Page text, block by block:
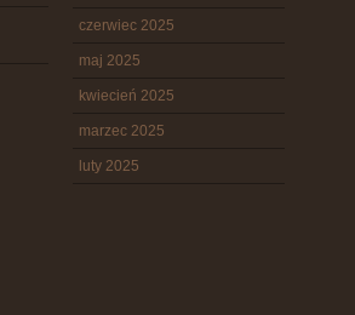
czerwiec 2025
maj 2025
kwiecień 2025
marzec 2025
luty 2025